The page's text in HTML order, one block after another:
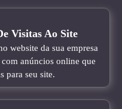
Visitas Ao Site
website da sua empresa
anúncios online que
para seu site.